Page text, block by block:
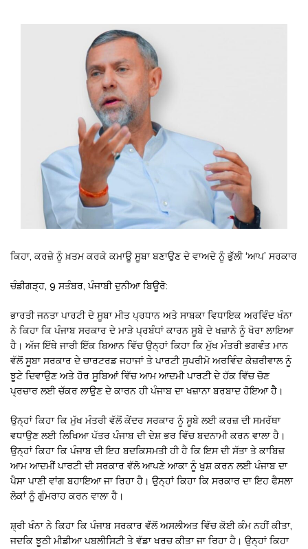
ਕਿਹਾ, ਕਰਜ਼ੇ ਨੂੰ ਖ਼ਤਮ ਕਰਕੇ ਕਮਾਊ ਸੂਬਾ ਬਣਾਉਣ ਦੇ ਵਾਅਦੇ ਨੂੰ ਭੁੱਲੀ ‘ਆਪ’ ਸਰਕਾਰ
ਚੰਡੀਗੜ੍ਹ, 9 ਸਤੰਬਰ, ਪੰਜਾਬੀ ਦੁਨੀਆ ਬਿਊਰੋ:
ਭਾਰਤੀ ਜਨਤਾ ਪਾਰਟੀ ਦੇ ਸੂਬਾ ਮੀਤ ਪ੍ਰਧਾਨ ਅਤੇ ਸਾਬਕਾ ਵਿਧਾਇਕ ਅਰਵਿੰਦ ਖੰਨਾ
ਨੇ ਕਿਹਾ ਕਿ ਪੰਜਾਬ ਸਰਕਾਰ ਦੇ ਮਾੜੇ ਪ੍ਰਬੰਧਾਂ ਕਾਰਨ ਸੂਬੇ ਦੇ ਖਜ਼ਾਨੇ ਨੂੰ ਖੋਰਾ ਲਾਇਆ
ਹੈ। ਅੱਜ ਇੱਥੇ ਜਾਰੀ ਇੱਕ ਬਿਆਨ ਵਿੱਚ ਉਨ੍ਹਾਂ ਕਿਹਾ ਕਿ ਮੁੱਖ ਮੰਤਰੀ ਭਗਵੰਤ ਮਾਨ
ਵੱਲੋਂ ਸੂਬਾ ਸਰਕਾਰ ਦੇ ਚਾਰਟਰਡ ਜਹਾਜਾਂ ਤੇ ਪਾਰਟੀ ਸੁਪਰੀਮੋ ਅਰਵਿੰਦ ਕੇਜ਼ਰੀਵਾਲ ਨੂੰ
ਝੂਟੇ ਦਿਵਾਉਣ ਅਤੇ ਹੋਰ ਸੂਬਿਆਂ ਵਿੱਚ ਆਮ ਆਦਮੀ ਪਾਰਟੀ ਦੇ ਹੱਕ ਵਿੱਚ ਚੋਣ
ਪ੍ਰਚਾਰ ਲਈ ਚੱਕਰ ਲਾਉਣ ਦੇ ਕਾਰਨ ਹੀ ਪੰਜਾਬ ਦਾ ਖਜ਼ਾਨਾ ਬਰਬਾਦ ਹੋਇਆ ਹੈੇ।
ਉਨ੍ਹਾਂ ਕਿਹਾ ਕਿ ਮੁੱਖ ਮੰਤਰੀ ਵੱਲੋਂ ਕੇਂਦਰ ਸਰਕਾਰ ਨੂੰ ਸੂਬੇ ਲਈ ਕਰਜ਼ ਦੀ ਸਮਰੱਥਾ
ਵਧਾਉਣ ਲਈ ਲਿਖਿਆ ਪੱਤਰ ਪੰਜਾਬ ਦੀ ਦੇਸ਼ ਭਰ ਵਿੱਚ ਬਦਨਾਮੀ ਕਰਨ ਵਾਲਾ ਹੈ।
ਉਨ੍ਹਾਂ ਕਿਹਾ ਕਿ ਪੰਜਾਬ ਦੀ ਇਹ ਬਦਕਿਸਮਤੀ ਹੀ ਹੈ ਕਿ ਇਸ ਦੀ ਸੱਤਾ ਤੇ ਕਾਬਿਜ਼
ਆਮ ਆਦਮੀਂ ਪਾਰਟੀ ਦੀ ਸਰਕਾਰ ਵੱਲੋ ਆਪਣੇ ਆਕਾ ਨੂੰ ਖੁਸ਼ ਕਰਨ ਲਈ ਪੰਜਾਬ ਦਾ
ਪੈਸਾ ਪਾਣੀ ਵਾਂਗ ਬਹਾਇਆ ਜਾ ਰਿਹਾ ਹੈ। ਉਨ੍ਹਾਂ ਕਿਹਾ ਕਿ ਸਰਕਾਰ ਦਾ ਇਹ ਫੈਸਲਾ
ਲੋਕਾਂ ਨੂੰ ਗੁੰਮਰਾਹ ਕਰਨ ਵਾਲਾ ਹੈ।
ਸ਼੍ਰੀ ਖੰਨਾ ਨੇ ਕਿਹਾ ਕਿ ਪੰਜਾਬ ਸਰਕਾਰ ਵੱੱਲੋਂ ਅਸਲੀਅਤ ਵਿੱਚ ਕੋਈ ਕੰਮ ਨਹੀਂ ਕੀਤਾ,
ਜਦਕਿ ਝੂਠੀ ਮੀਡੀਆ ਪਬਲੀਸਿਟੀ ਤੇ ਵੱਡਾ ਖਰਚ ਕੀਤਾ ਜਾ ਰਿਹਾ ਹੈ। ਉਨ੍ਹਾਂ ਕਿਹਾ